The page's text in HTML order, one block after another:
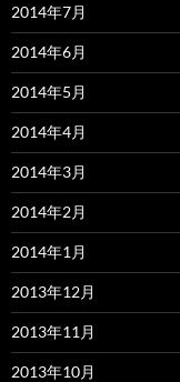
2014年7月
2014年6月
2014年5月
2014年4月
2014年3月
2014年2月
2014年1月
2013年12月
2013年11月
2013年10月